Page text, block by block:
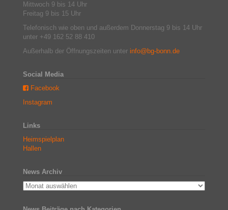
Mittwoch 9 bis 14 Uhr
Freitag 9 bis 15 Uhr
Telefonisch wie oben und außerdem Donnerstag 9 bis 14 Uhr
unter +49 162 52 88 410
Außerhalb der Öffnungszeiten unter info@bg-bonn.de
Social Media
Facebook
Instagram
Links
Heimspielplan
Hallen
News Archiv